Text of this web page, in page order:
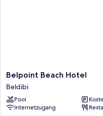
Belpoint
Beach
Hotel
Beldibi
Belpoint Beach Hotel
Beldibi
Pool
Internetzugang